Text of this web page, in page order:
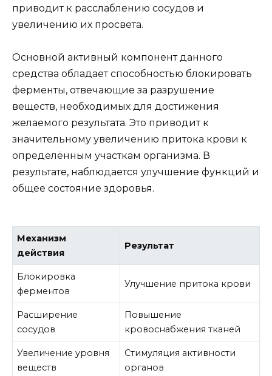
приводит к расслаблению сосудов и
увеличению их просвета.
Основной активный компонент данного
средства обладает способностью блокировать
ферменты, отвечающие за разрушение
веществ, необходимых для достижения
желаемого результата. Это приводит к
значительному увеличению притока крови к
определённым участкам организма. В
результате, наблюдается улучшение функций и
общее состояние здоровья.
Механизм
действия
Результат
Блокировка
ферментов
Улучшение притока крови
Расширение
сосудов
Повышение
кровоснабжения тканей
Увеличение уровня
веществ
Стимуляция активности
органов